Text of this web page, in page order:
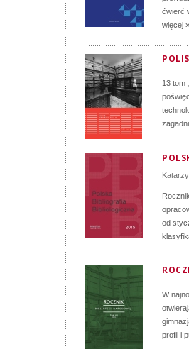
ćwierć
więcej »
13 tom
od
W
profil i